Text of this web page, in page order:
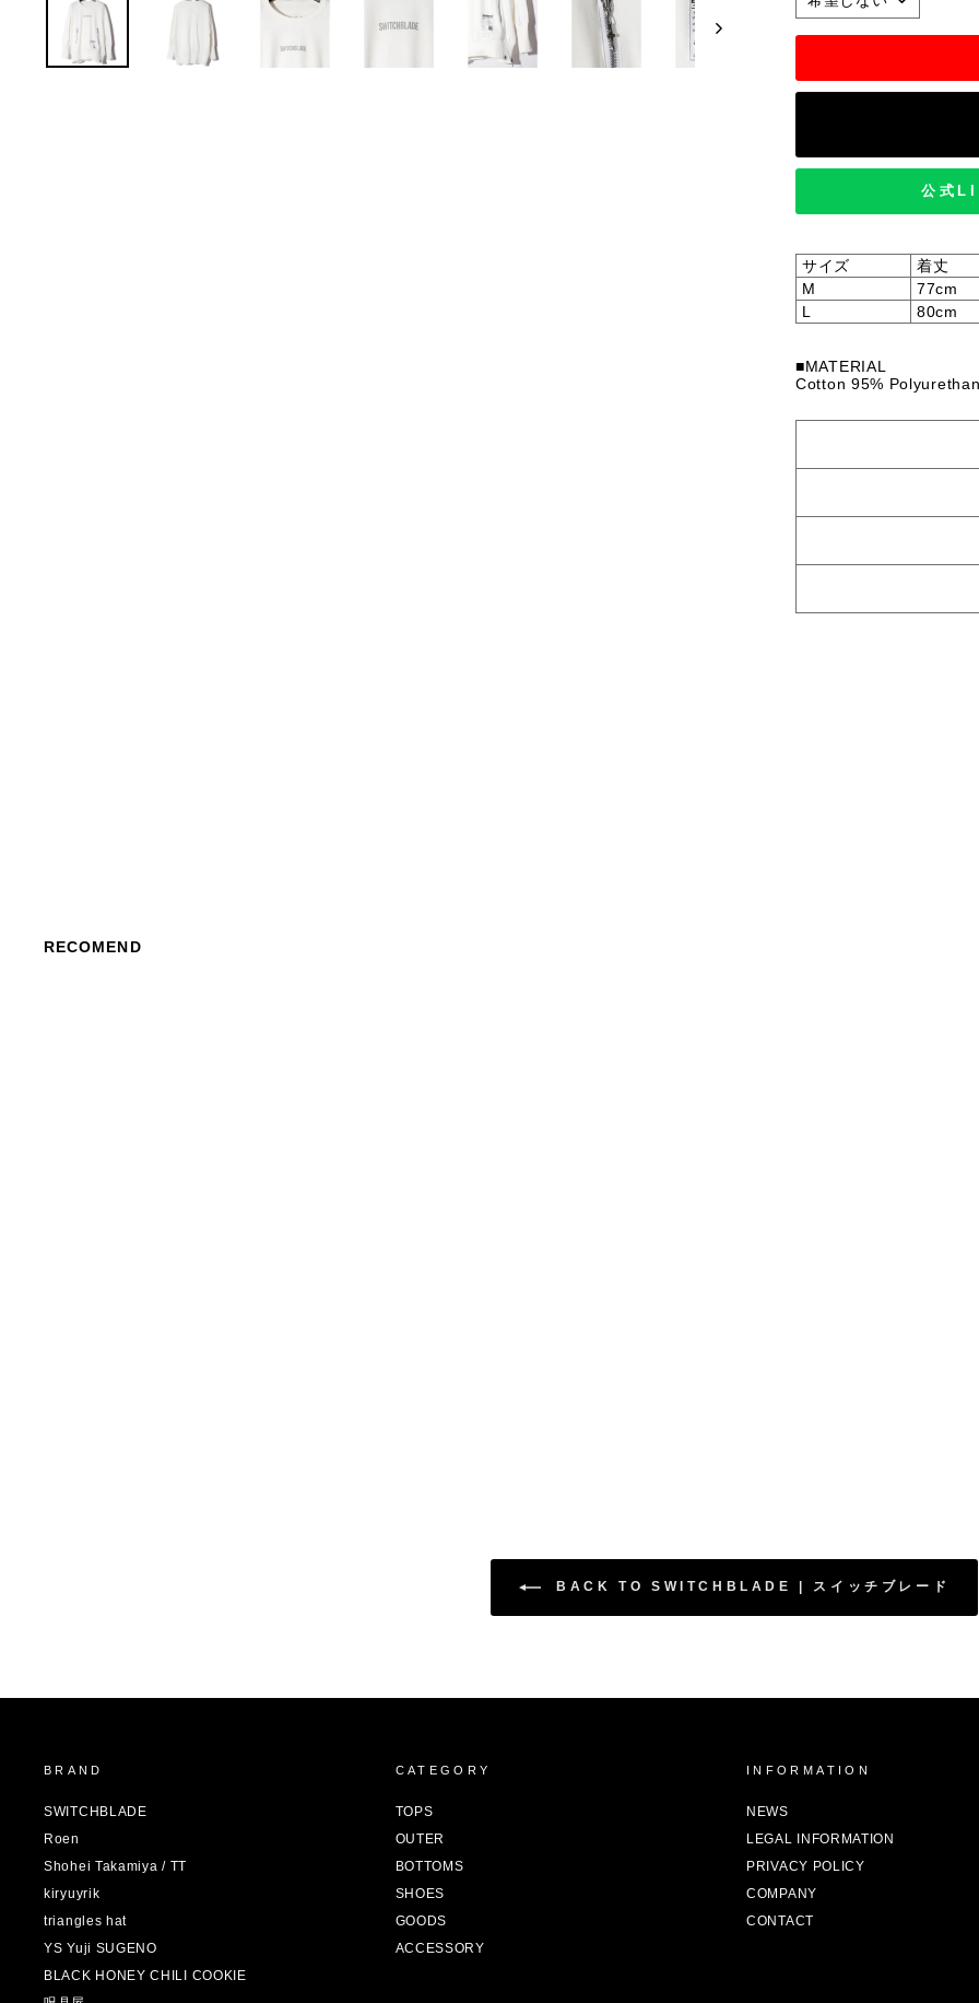
公式
サイズ 着丈
M
77cm
L
80cm
■MATERIAL
Cotton 95%
RECOMEND
BACK TO SWITCHBLADE | スイッチブレード
BRAND
SWITCHBLADE
Roen
Shohei Takamiya / TT
kiryuyrik
triangles hat
YS Yuji SUGENO
BLACK HONEY CHILI COOKIE
CATEGORY
TOPS
OUTER
BOTTOMS
SHOES
GOODS
ACCESSORY
INFORMATION
NEWS
LEGAL INFORMATION
PRIVACY POLICY
COMPANY
CONTACT